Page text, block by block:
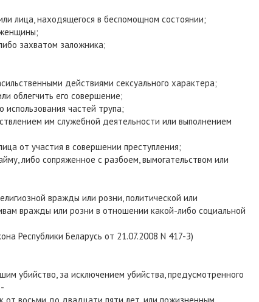
лица, находящегося в беспомощном состоянии;
захватом заложника;
действиями сексуального характера;
облегчить его совершение;
использования частей трупа;
им служебной деятельности или выполнением
от участия в совершении преступления;
либо сопряженное с разбоем, вымогательством или
вражды или розни, политической или
вражды или розни в отношении какой-либо социальной
Республики Беларусь от 21.07.2008 N 417-З)
убийство, за исключением убийства, предусмотренного